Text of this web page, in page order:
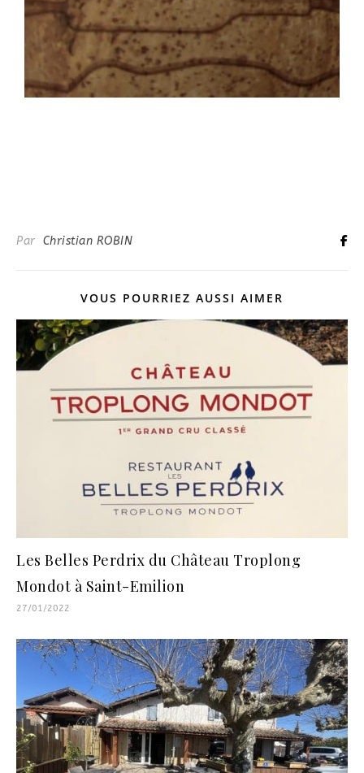
Par Christian ROBIN
VOUS POURRIEZ AUSSI AIMER
Les Belles Perdrix du Château Troplong
Mondot à Saint-Emilion
27/01/2022